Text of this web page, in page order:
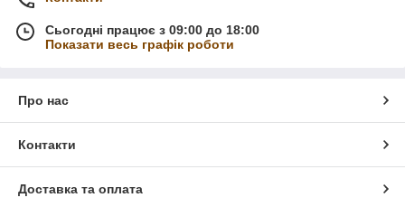
Сьогодні працює з 09:00 до 18:00
Показати весь графік роботи
Про нас
Контакти
Доставка та оплата